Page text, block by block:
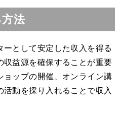
法
ーとして安定した収入を得る
収益源を確保することが重要
ョップの開催、オンライン講
活動を採り入れることで収入